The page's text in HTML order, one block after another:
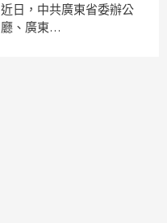
近日，中共廣東省委辦公
廳、廣東…